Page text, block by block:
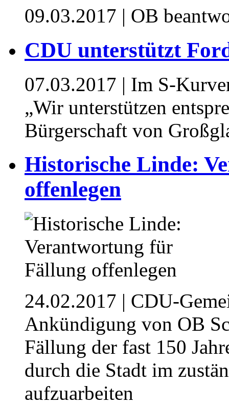
09.03.2017 | OB
CDU unterstützt
07.03.2017 | Im S-
„Wir unterstützen
Bürgerschaft von
Historische Linde:
offenlegen
24.02.2017 | CDU-
Ankündigung von OB
Fällung der fast 150
durch die Stadt im
aufzuarbeiten